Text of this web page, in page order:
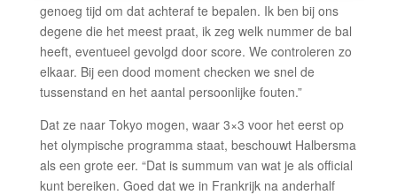
genoeg tijd om dat achteraf te bepalen. Ik ben bij ons
degene die het meest praat, ik zeg welk nummer de bal
heeft, eventueel gevolgd door score. We controleren zo
elkaar. Bij een dood moment checken we snel de
tussenstand en het aantal persoonlijke fouten.”
Dat ze naar Tokyo mogen, waar 3×3 voor het eerst op
het olympische programma staat, beschouwt Halbersma
als een grote eer. “Dat is summum van wat je als official
kunt bereiken. Goed dat we in Frankrijk na anderhalf